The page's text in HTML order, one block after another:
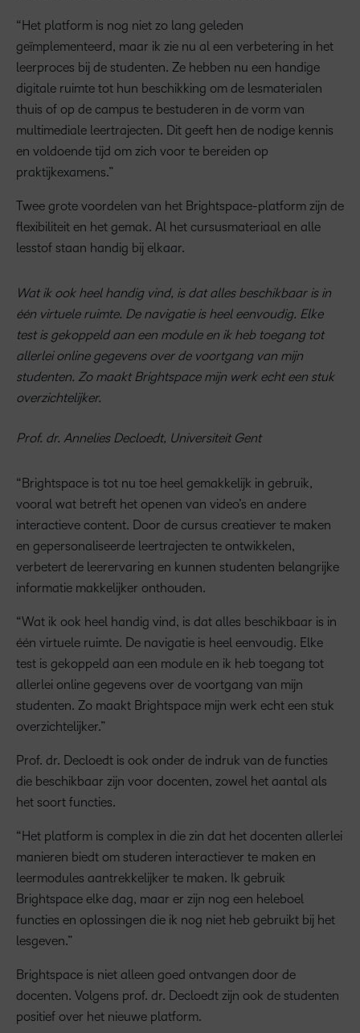
“Het platform is nog niet zo lang geleden
geïmplementeerd, maar ik zie nu al een verbetering in het
leerproces bij de studenten. Ze hebben nu een handige
digitale ruimte tot hun beschikking om de lesmaterialen
thuis of op de campus te bestuderen in de vorm van
multimediale leertrajecten. Dit geeft hen de nodige kennis
en voldoende tijd om zich voor te bereiden op
praktijkexamens.”
Twee grote voordelen van het Brightspace-platform zijn de
flexibiliteit en het gemak. Al het cursusmateriaal en alle
lesstof staan handig bij elkaar.
Wat ik ook heel handig vind, is dat alles beschikbaar is in
één virtuele ruimte. De navigatie is heel eenvoudig. Elke
test is gekoppeld aan een module en ik heb toegang tot
allerlei online gegevens over de voortgang van mijn
studenten. Zo maakt Brightspace mijn werk echt een stuk
overzichtelijker.
Prof. dr. Annelies Decloedt, Universiteit Gent
“Brightspace is tot nu toe heel gemakkelijk in gebruik,
vooral wat betreft het openen van video’s en andere
interactieve content. Door de cursus creatiever te maken
en gepersonaliseerde leertrajecten te ontwikkelen,
verbetert de leerervaring en kunnen studenten belangrijke
informatie makkelijker onthouden.
“Wat ik ook heel handig vind, is dat alles beschikbaar is in
één virtuele ruimte. De navigatie is heel eenvoudig. Elke
test is gekoppeld aan een module en ik heb toegang tot
allerlei online gegevens over de voortgang van mijn
studenten. Zo maakt Brightspace mijn werk echt een stuk
overzichtelijker.”
Prof. dr. Decloedt is ook onder de indruk van de functies
die beschikbaar zijn voor docenten, zowel het aantal als
het soort functies.
“Het platform is complex in die zin dat het docenten allerlei
manieren biedt om studeren interactiever te maken en
leermodules aantrekkelijker te maken. Ik gebruik
Brightspace elke dag, maar er zijn nog een heleboel
functies en oplossingen die ik nog niet heb gebruikt bij het
lesgeven.”
Brightspace is niet alleen goed ontvangen door de
docenten. Volgens prof. dr. Decloedt zijn ook de studenten
positief over het nieuwe platform.